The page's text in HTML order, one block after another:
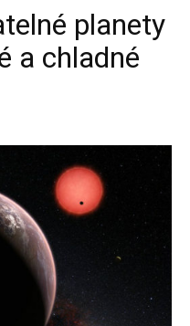
planety
a chladné